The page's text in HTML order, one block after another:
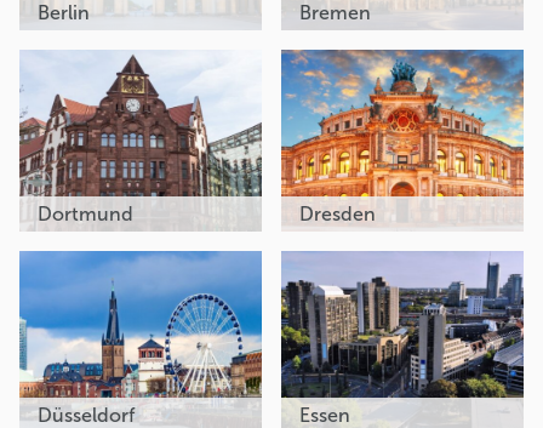
Berlin Bremen
Dortmund Dresden
Düsseldorf Essen